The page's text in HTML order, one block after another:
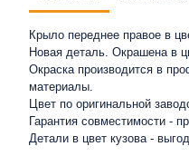
Крыло переднее правое в
Новая деталь. Окрашена в
Окраска производится в
материалы.
Цвет по оригинальной
Гарантия совместимости -
Детали в цвет кузова -